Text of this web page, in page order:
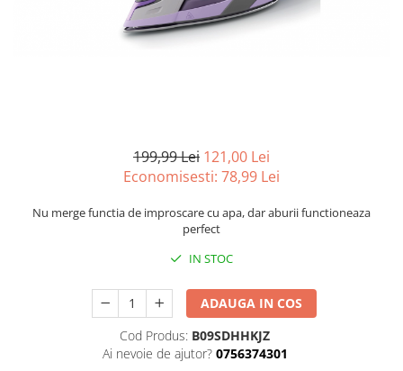
Kit-uri automatizari porti si usi
Scule electrice si unelte
Silicon, spume si solutii tehnice
Textile si covoare
Uscatoare rufe
Utilaje si materiale de constructii
Laptop, Tablete & Telefoane
199,99 Lei 121,00 Lei
Economisesti: 78,99 Lei
Nu merge functia de improscare cu apa, dar aburii functioneaza
perfect
IN STOC
ADAUGA IN COS
Cod Produs: B09SDHHKJZ
Ai nevoie de ajutor? 0756374301